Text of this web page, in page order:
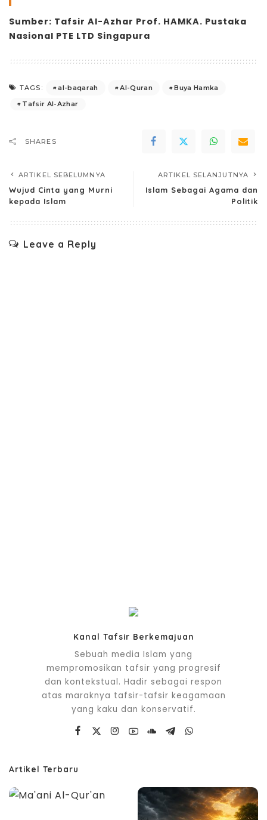
Sumber: Tafsir Al-Azhar Prof. HAMKA. Pustaka
Nasional PTE LTD Singapura
TAGS: al-baqarah Al-Quran
Buya Hamka
Tafsir Al-Azhar
SHARES
ARTIKEL SEBELUMNYA
Wujud Cinta yang Murni
kepada Islam
ARTIKEL SELANJUTNYA
Islam Sebagai Agama dan
Politik
Leave a Reply
Kanal Tafsir Berkemajuan
Sebuah media Islam yang
mempromosikan tafsir yang progresif
dan kontekstual. Hadir sebagai respon
atas maraknya tafsir-tafsir keagamaan
yang kaku dan konservatif.
Artikel Terbaru